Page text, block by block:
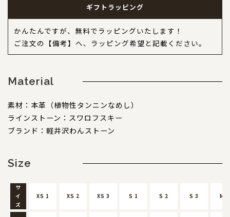
ギフトラッピング
かんたんですが、無料でラッピングいたします！
ご注文の【備考】へ、ラッピング希望と記載ください。
Material
素材：本革（植物性タンニンなめし）
ラインストーン：スワロフスキー
ブランド：軽井沢わんストーン
Size
サ
イ
ズ
XS 1 XS 2 XS 3 S 1 S 2 S 3 M 1